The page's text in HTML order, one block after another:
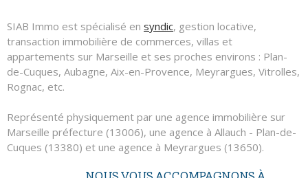
SIAB Immo est spécialisé en syndic, gestion locative,
transaction immobilière de commerces, villas et
appartements sur Marseille et ses proches environs : Plan-
de-Cuques, Aubagne, Aix-en-Provence, Meyrargues, Vitrolles,
Rognac, etc.
Représenté physiquement par une agence immobilière sur
Marseille préfecture (13006), une agence à Allauch - Plan-de-
Cuques (13380) et une agence à Meyrargues (13650).